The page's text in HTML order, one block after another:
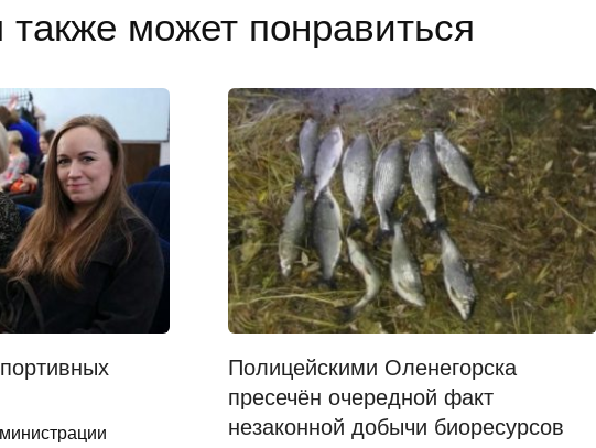
может понравиться
Полицейскими Оленегорска
пресечëн очередной факт
незаконной добычи биоресурсов